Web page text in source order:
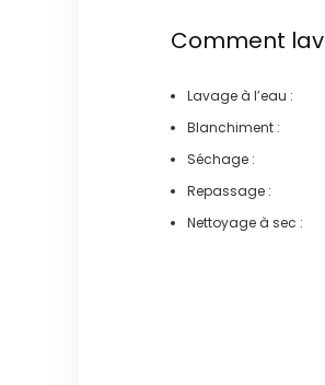
Comment
Lavage à l’eau :
Blanchiment :
Séchage :
Repassage :
Nettoyage à sec :